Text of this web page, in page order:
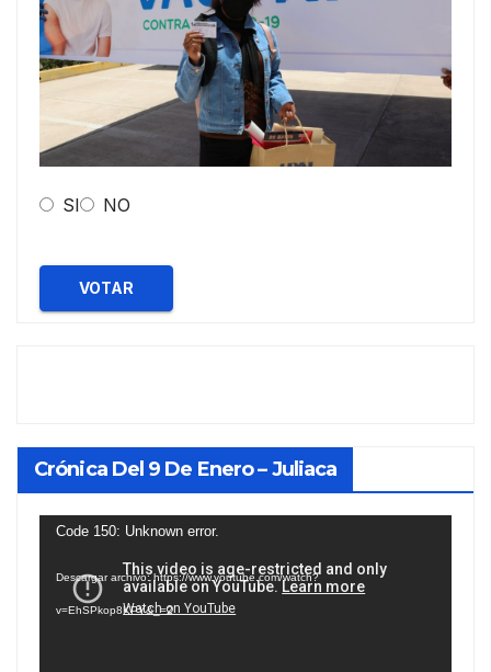
SI NO
VOTAR
Crónica Del 9 De Enero – Juliaca
Reproductor
vídeo
Code 150: Unknown error.
Descargar archivo: https://www.youtube.com/watch?
v=EhSPkop8KPY&_=2